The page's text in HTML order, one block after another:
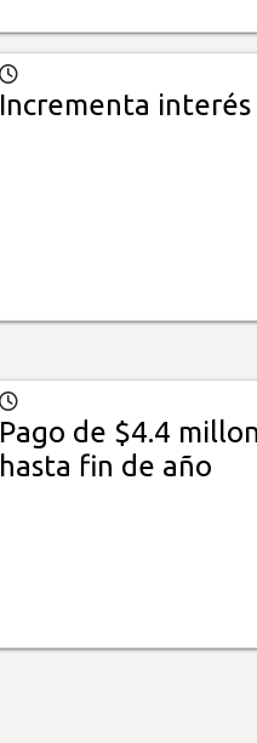
Incrementa
Pago de $4.4
hasta fin de año